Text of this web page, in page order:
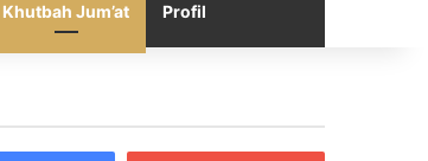
Khutbah Jum’at Profil